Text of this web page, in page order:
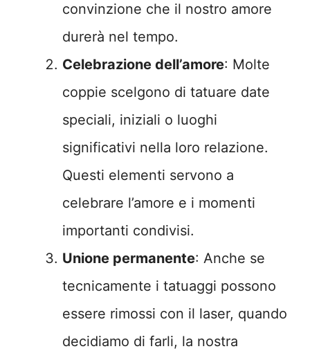
convinzione che il nostro amore
durerà nel tempo.
Celebrazione dell’amore: Molte
coppie scelgono di tatuare date
speciali, iniziali o luoghi
significativi nella loro relazione.
Questi elementi servono a
celebrare l’amore e i momenti
importanti condivisi.
Unione permanente: Anche se
tecnicamente i tatuaggi possono
essere rimossi con il laser, quando
decidiamo di farli, la nostra